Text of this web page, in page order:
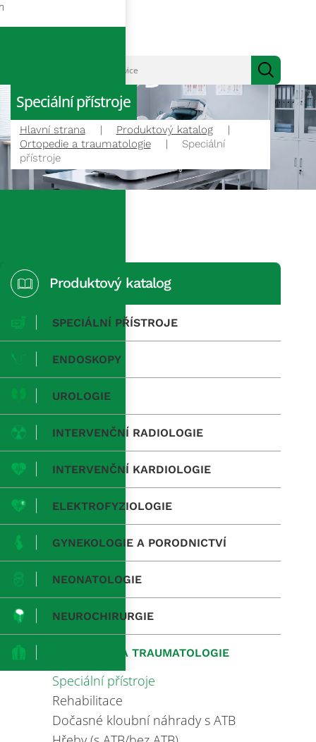
Speciální přístroje
Hlavní strana
Produktový katalog
Ortopedie a traumatologie
Speciální
přístroje
Produktový katalog
SPECIÁLNÍ PŘÍSTROJE
ENDOSKOPY
UROLOGIE
INTERVENČNÍ RADIOLOGIE
INTERVENČNÍ KARDIOLOGIE
ELEKTROFYZIOLOGIE
GYNEKOLOGIE A PORODNICTVÍ
NEONATOLOGIE
NEUROCHIRURGIE
ORTOPEDIE A TRAUMATOLOGIE
Speciální přístroje
Rehabilitace
Dočasné kloubní náhrady s ATB